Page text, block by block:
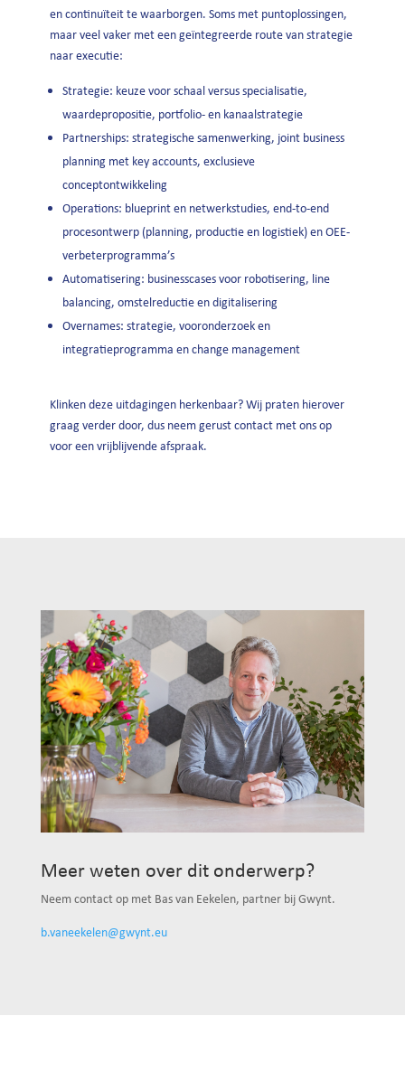
en continuïteit te waarborgen. Soms met puntoplossingen,
maar veel vaker met een geïntegreerde route van strategie
naar executie:
Strategie: keuze voor schaal versus specialisatie,
waardepropositie, portfolio- en kanaalstrategie
Partnerships: strategische samenwerking, joint business
planning met key accounts, exclusieve
conceptontwikkeling
Operations: blueprint en netwerkstudies, end-to-end
procesontwerp (planning, productie en logistiek) en OEE-
verbeterprogramma’s
Automatisering: businesscases voor robotisering, line
balancing, omstelreductie en digitalisering
Overnames: strategie, vooronderzoek en
integratieprogramma en change management
Klinken deze uitdagingen herkenbaar? Wij praten hierover
graag verder door, dus neem gerust contact met ons op
voor een vrijblijvende afspraak.
Meer weten over dit onderwerp?
Neem contact op met Bas van Eekelen, partner bij Gwynt.
b.vaneekelen@gwynt.eu